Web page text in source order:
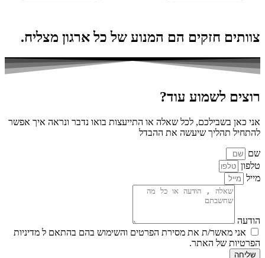
צוותים חזקים הם המנוע של כל ארגון מצליח.
רוצים לשמוע עוד?
אני כאן בשבילכם, לכל שאלה או התייעצות בואו נדבר ונראה איך אפשר
להתחיל תהליך שיעשה את ההבדל
שם
טלפון
מייל
הודעה
אני מאשר/ת את מסירת הפרטים והשימוש בהם בהתאם ל מדיניות
הפרטיות של האתר.
שליחה